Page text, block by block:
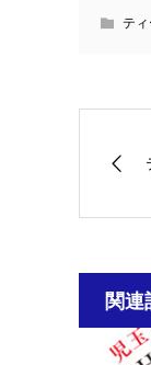
テ
関連